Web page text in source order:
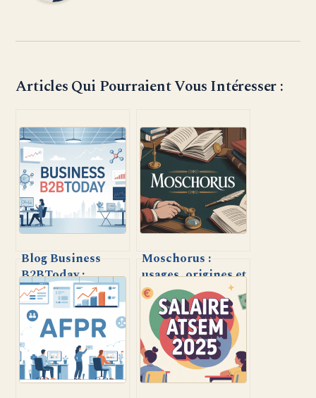
Articles Qui Pourraient Vous Intéresser :
Blog Business
B2BToday :
tendances,
conseils et
analyses pour
booster votre
stratégie B2B
Moschorus :
usages, origines et
intérêts du terme
dans différents
contextes